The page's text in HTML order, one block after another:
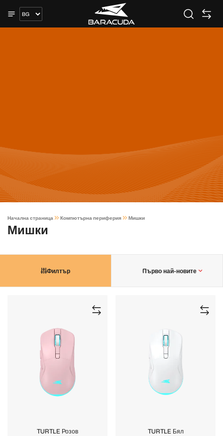
Начална страница Компютърна периферия Мишки
Мишки
Филтър Първо най-новите
TURTLE Розов TURTLE Бял